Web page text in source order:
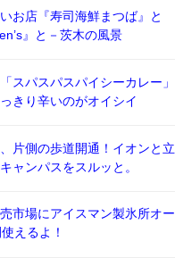
お店『寿司海鮮まつば』と
』と－茨木の風景
スパスパスパイシーカレー」
きり辛いのがオイシイ
片側の歩道開通！イオンと立
ャンパスをスルッと。
市場にアイスマン製氷所オー
えるよ！